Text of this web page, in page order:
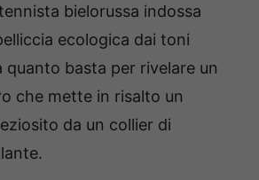
bielorussa indossa
ecologica dai toni
quanto basta per rivelare un
che mette in risalto un
da un collier di